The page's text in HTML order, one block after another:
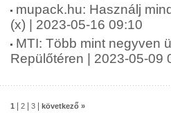
mupack.hu: Használj
(x) | 2023-05-16 09:10
MTI: Több mint negyven
Repülőtéren | 2023-05-09
1 2 3 következő »